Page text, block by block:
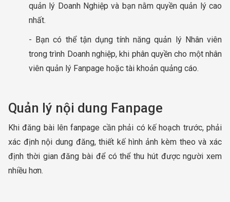
quản lý Doanh Nghiệp và bạn nằm quyền quản lý cao
nhất.
- Bạn có thể tận dụng tính năng quản lý Nhân viên
trong trình Doanh nghiệp, khi phân quyền cho một nhân
viên quản lý Fanpage hoặc tài khoản quảng cáo.
Quản lý nội dung Fanpage
Khi đăng bài lên fanpage cần phải có kế hoạch trước, phải
xác định nội dung đăng, thiết kế hình ảnh kèm theo và xác
định thời gian đăng bài để có thể thu hút được người xem
nhiều hơn.